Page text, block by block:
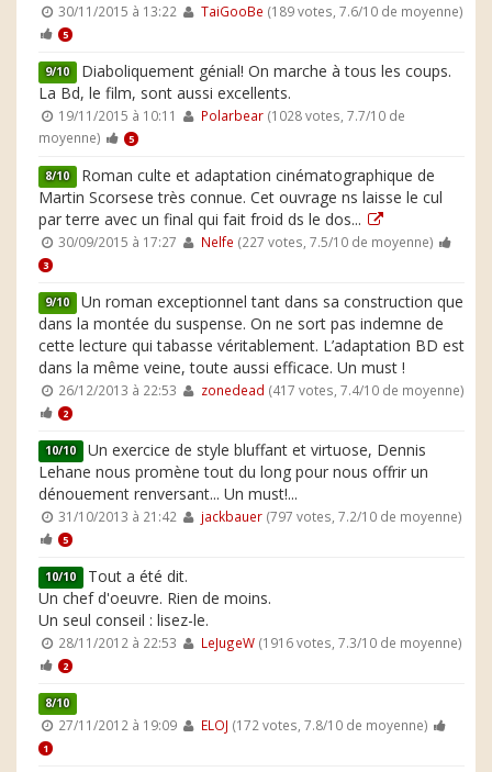
30/11/2015 à 13:22 TaiGooBe (189 votes, 7.6/10 de moyenne)
5
9/10 Diaboliquement génial! On marche à tous les coups.
La Bd, le film, sont aussi excellents.
19/11/2015 à 10:11 Polarbear(1028 votes, 7.7/10 de
moyenne)
5
8/10 Roman culte et adaptation cinématographique de
Martin Scorsese très connue. Cet ouvrage ns laisse le cul
par terre avec un final qui fait froid ds le dos...
30/09/2015 à 17:27 Nelfe (227 votes, 7.5/10 de moyenne)
3
9/10 Un roman exceptionnel tant dans sa construction que
dans la montée du suspense. On ne sort pas indemne de
cette lecture qui tabasse véritablement. L’adaptation BD est
dans la même veine, toute aussi efficace. Un must !
26/12/2013 à 22:53 zonedead (417 votes, 7.4/10 de moyenne)
2
10/10 Un exercice de style bluffant et virtuose, Dennis
Lehane nous promène tout du long pour nous offrir un
dénouement renversant... Un must!...
31/10/2013 à 21:42 jackbauer(797 votes, 7.2/10 de moyenne)
5
10/10 Tout a été dit.
Un chef d'oeuvre. Rien de moins.
Un seul conseil : lisez-le.
28/11/2012 à 22:53 LeJugeW(1916 votes, 7.3/10 de moyenne)
2
8/10
27/11/2012 à 19:09 ELOJ (172 votes, 7.8/10 de moyenne)
1